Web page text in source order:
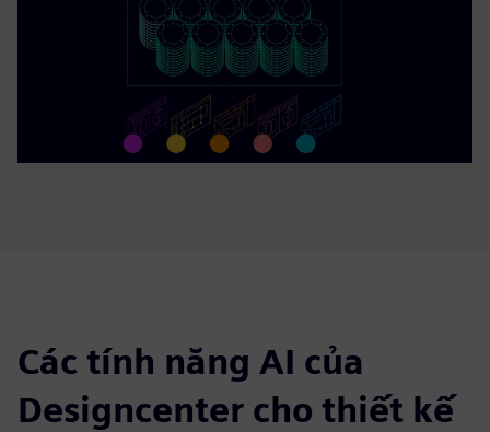
Các tính năng AI của
Designcenter cho thiết kế